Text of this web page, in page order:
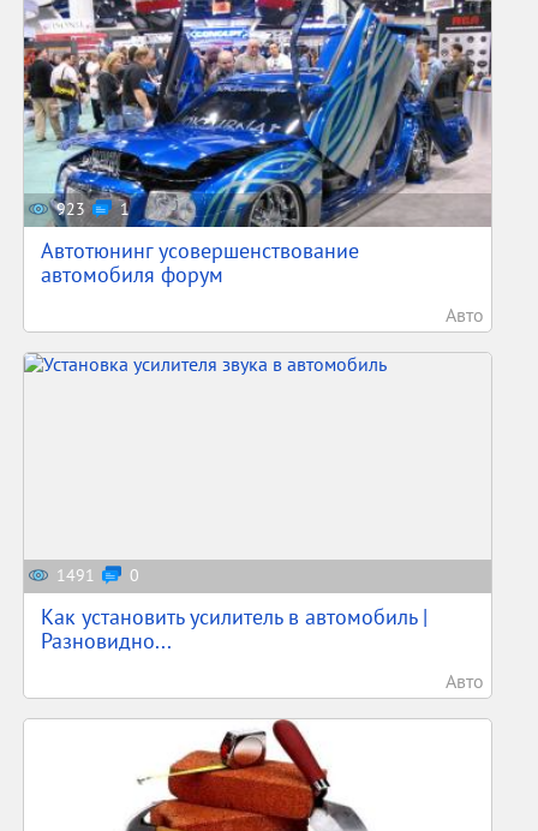
923 1
Автотюнинг усовершенствование
автомобиля форум
Авто
1491 0
Как установить усилитель в автомобиль |
Разновидно...
Авто